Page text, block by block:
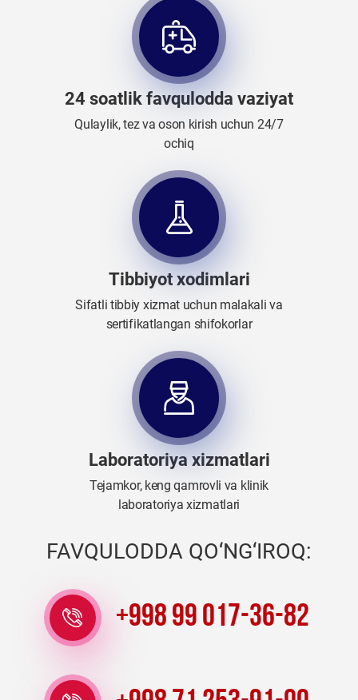
24 soatlik favqulodda vaziyat
Qulaylik, tez va oson kirish uchun 24/7
ochiq
Tibbiyot xodimlari
Sifatli tibbiy xizmat uchun malakali va
sertifikatlangan shifokorlar
Laboratoriya xizmatlari
Tejamkor, keng qamrovli va klinik
laboratoriya xizmatlari
FAVQULODDA QO‘NG‘IROQ:
+998 99 017-36-82